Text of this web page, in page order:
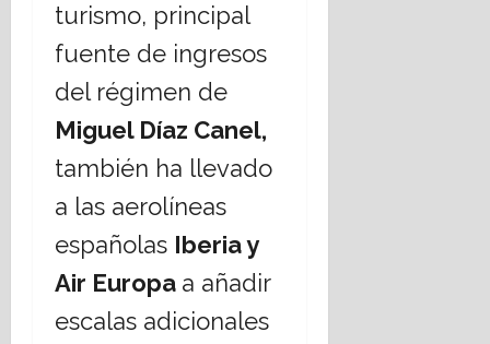
turismo, principal
fuente de ingresos
del régimen de
Miguel Díaz Canel,
también ha llevado
a las aerolíneas
españolas Iberia y
Air Europa a añadir
escalas adicionales